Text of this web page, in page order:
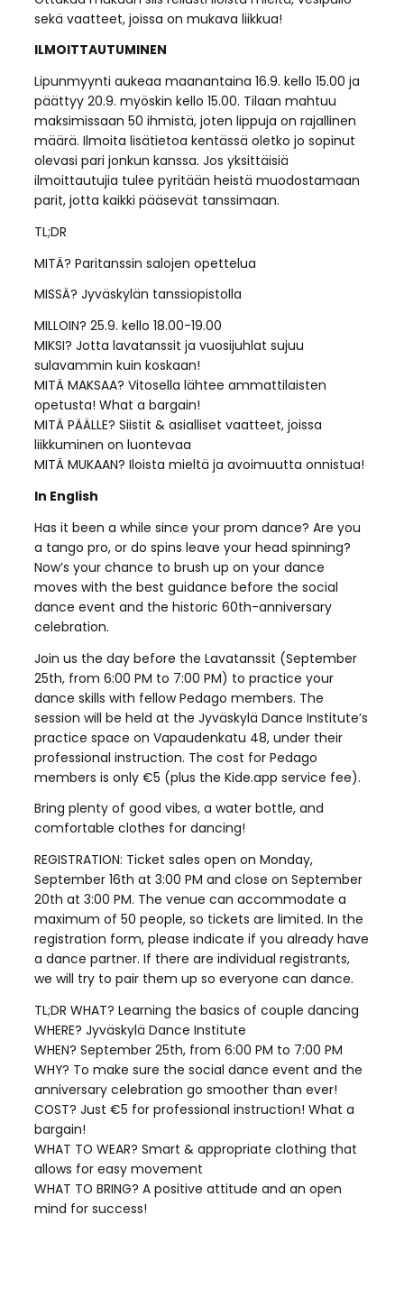
sekä vaatteet, joissa on mukava liikkua!
ILMOITTAUTUMINEN
Lipunmyynti aukeaa maanantaina 16.9. kello 15.00 ja
päättyy 20.9. myöskin kello 15.00. Tilaan mahtuu
maksimissaan 50 ihmistä, joten lippuja on rajallinen
määrä. Ilmoita lisätietoa kentässä oletko jo sopinut
olevasi pari jonkun kanssa. Jos yksittäisiä
ilmoittautujia tulee pyritään heistä muodostamaan
parit, jotta kaikki pääsevät tanssimaan.
TL;DR
MITÄ? Paritanssin salojen opettelua
MISSÄ? Jyväskylän tanssiopistolla
MILLOIN? 25.9. kello 18.00-19.00
MIKSI? Jotta lavatanssit ja vuosijuhlat sujuu
sulavammin kuin koskaan!
MITÄ MAKSAA? Vitosella lähtee ammattilaisten
opetusta! What a bargain!
MITÄ PÄÄLLE? Siistit & asialliset vaatteet, joissa
liikkuminen on luontevaa
MITÄ MUKAAN? Iloista mieltä ja avoimuutta onnistua!
In English
Has it been a while since your prom dance? Are you
a tango pro, or do spins leave your head spinning?
Now’s your chance to brush up on your dance
moves with the best guidance before the social
dance event and the historic 60th-anniversary
celebration.
Join us the day before the Lavatanssit (September
25th, from 6:00 PM to 7:00 PM) to practice your
dance skills with fellow Pedago members. The
session will be held at the Jyväskylä Dance Institute’s
practice space on Vapaudenkatu 48, under their
professional instruction. The cost for Pedago
members is only €5 (plus the Kide.app service fee).
Bring plenty of good vibes, a water bottle, and
comfortable clothes for dancing!
REGISTRATION: Ticket sales open on Monday,
September 16th at 3:00 PM and close on September
20th at 3:00 PM. The venue can accommodate a
maximum of 50 people, so tickets are limited. In the
registration form, please indicate if you already have
a dance partner. If there are individual registrants,
we will try to pair them up so everyone can dance.
TL;DR WHAT? Learning the basics of couple dancing
WHERE? Jyväskylä Dance Institute
WHEN? September 25th, from 6:00 PM to 7:00 PM
WHY? To make sure the social dance event and the
anniversary celebration go smoother than ever!
COST? Just €5 for professional instruction! What a
bargain!
WHAT TO WEAR? Smart & appropriate clothing that
allows for easy movement
WHAT TO BRING? A positive attitude and an open
mind for success!